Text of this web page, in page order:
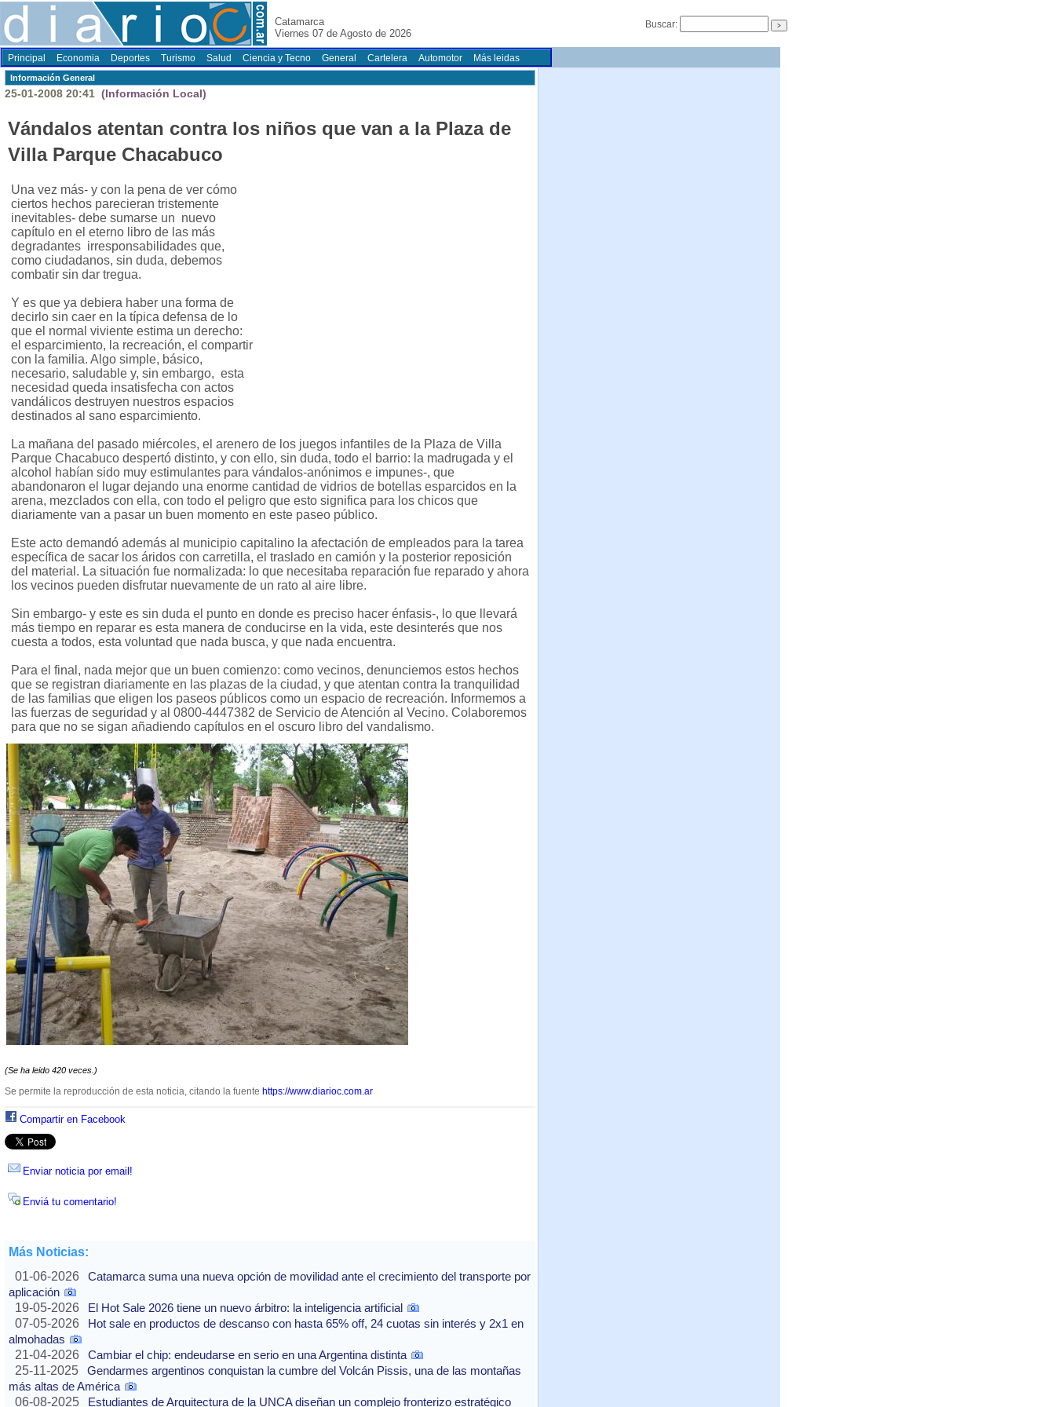
Catamarca
Viernes 07 de Agosto de 2026
Buscar:
Principal Economia Deportes Turismo Salud Ciencia y Tecno General Cartelera Automotor Más leidas
Información General
25-01-2008 20:41 (Información Local)
Vándalos atentan contra los niños que van a la Plaza de
Villa Parque Chacabuco
Una vez más- y con la pena de ver cómo
ciertos hechos parecieran tristemente
inevitables- debe sumarse un nuevo
capítulo en el eterno libro de las más
degradantes irresponsabilidades que,
como ciudadanos, sin duda, debemos
combatir sin dar tregua.
Y es que ya debiera haber una forma de
decirlo sin caer en la típica defensa de lo
que el normal viviente estima un derecho:
el esparcimiento, la recreación, el compartir
con la familia. Algo simple, básico,
necesario, saludable y, sin embargo, esta
necesidad queda insatisfecha con actos
vandálicos destruyen nuestros espacios
destinados al sano esparcimiento.
La mañana del pasado miércoles, el arenero de los juegos infantiles de la Plaza de Villa
Parque Chacabuco despertó distinto, y con ello, sin duda, todo el barrio: la madrugada y el
alcohol habían sido muy estimulantes para vándalos-anónimos e impunes-, que
abandonaron el lugar dejando una enorme cantidad de vidrios de botellas esparcidos en la
arena, mezclados con ella, con todo el peligro que esto significa para los chicos que
diariamente van a pasar un buen momento en este paseo público.
Este acto demandó además al municipio capitalino la afectación de empleados para la tarea
específica de sacar los áridos con carretilla, el traslado en camión y la posterior reposición
del material. La situación fue normalizada: lo que necesitaba reparación fue reparado y ahora
los vecinos pueden disfrutar nuevamente de un rato al aire libre.
Sin embargo- y este es sin duda el punto en donde es preciso hacer énfasis-, lo que llevará
más tiempo en reparar es esta manera de conducirse en la vida, este desinterés que nos
cuesta a todos, esta voluntad que nada busca, y que nada encuentra.
Para el final, nada mejor que un buen comienzo: como vecinos, denunciemos estos hechos
que se registran diariamente en las plazas de la ciudad, y que atentan contra la tranquilidad
de las familias que eligen los paseos públicos como un espacio de recreación. Informemos a
las fuerzas de seguridad y al 0800-4447382 de Servicio de Atención al Vecino. Colaboremos
para que no se sigan añadiendo capítulos en el oscuro libro del vandalismo.
(Se ha leido 420 veces.)
Se permite la reproducción de esta noticia, citando la fuente https://www.diarioc.com.ar
Compartir en Facebook
Enviar noticia por email!
Enviá tu comentario!
Más Noticias:
01-06-2026
Catamarca suma una nueva opción de movilidad ante el crecimiento del transporte por
aplicación
19-05-2026
El Hot Sale 2026 tiene un nuevo árbitro: la inteligencia artificial
07-05-2026
Hot sale en productos de descanso con hasta 65% off, 24 cuotas sin interés y 2x1 en
almohadas
21-04-2026
Cambiar el chip: endeudarse en serio en una Argentina distinta
25-11-2025
Gendarmes argentinos conquistan la cumbre del Volcán Pissis, una de las montañas
más altas de América
06-08-2025
Estudiantes de Arquitectura de la UNCA diseñan un complejo fronterizo estratégico